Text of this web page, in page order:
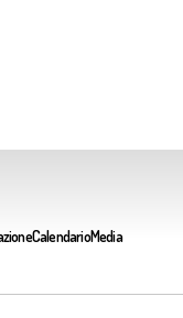
CalendarioMedia